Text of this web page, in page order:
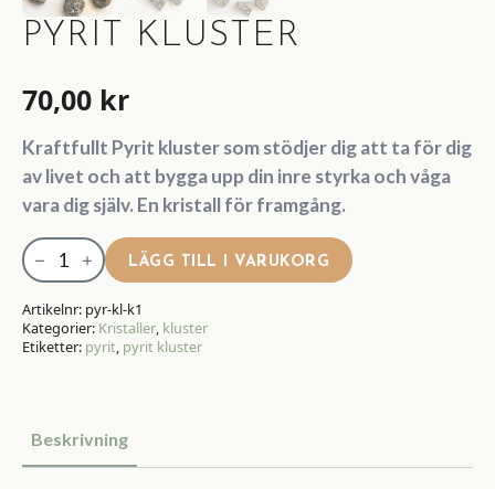
PYRIT KLUSTER
70,00 kr
Kraftfullt Pyrit kluster som stödjer dig att ta för dig
av livet och att bygga upp din inre styrka och våga
vara dig själv. En kristall för framgång.
Pyrit
Kluster
mängd
LÄGG TILL I VARUKORG
Artikelnr: pyr-kl-k1
Kategorier: Kristaller, kluster
Etiketter: pyrit, pyrit kluster
Beskrivning